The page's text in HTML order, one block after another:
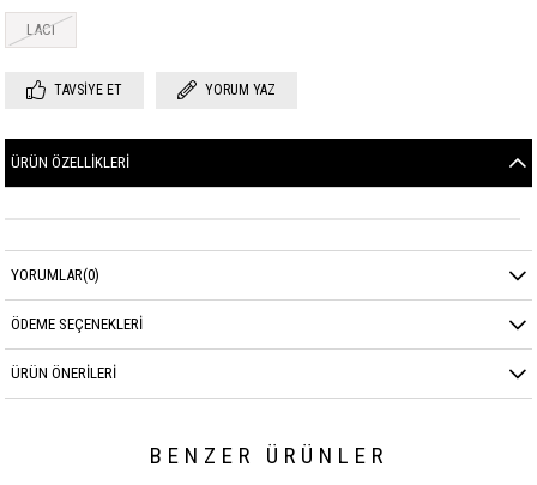
LACI
TAVSIYE ET YORUM YAZ
ÜRÜN ÖZELLIKLERI
YORUMLAR(0)
ÖDEME SEÇENEKLERI
ÜRÜN ÖNERILERI
BENZER ÜRÜNLER